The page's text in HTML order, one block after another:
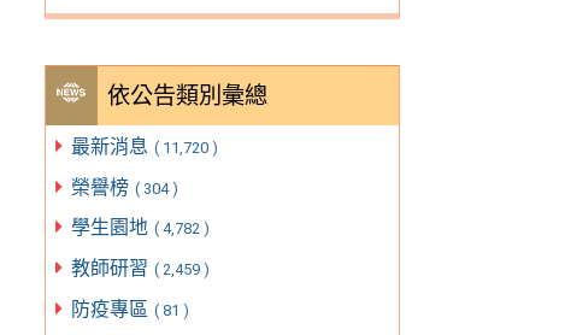
依公告類別彙總
最新消息 ( 11,720 )
榮譽榜 ( 304 )
學生園地 ( 4,782 )
教師研習 ( 2,459 )
防疫專區 ( 81 )